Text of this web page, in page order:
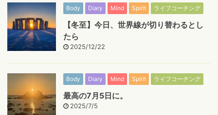
Body Diary Mind Spirit ライフコーチング
【冬至】今日、世界線が切り替わるとし
たら
2025/12/22
Body Diary Mind Spirit ライフコーチング
最高の7月5日に。
2025/7/5